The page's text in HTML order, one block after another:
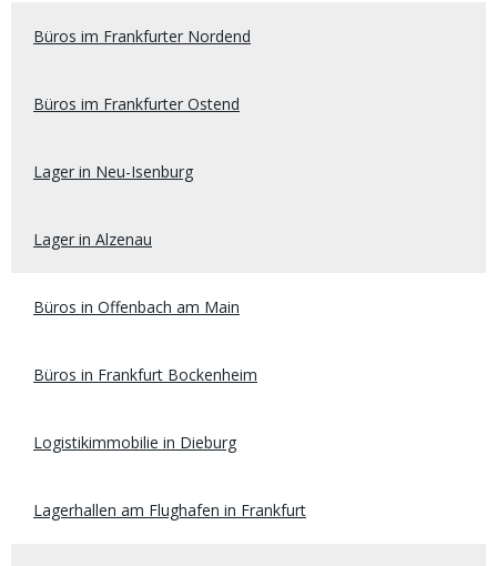
Büros im Frankfurter Nordend
Büros im Frankfurter Ostend
Lager in Neu-Isenburg
Lager in Alzenau
Büros in Offenbach am Main
Büros in Frankfurt Bockenheim
Logistikimmobilie in Dieburg
Lagerhallen am Flughafen in Frankfurt